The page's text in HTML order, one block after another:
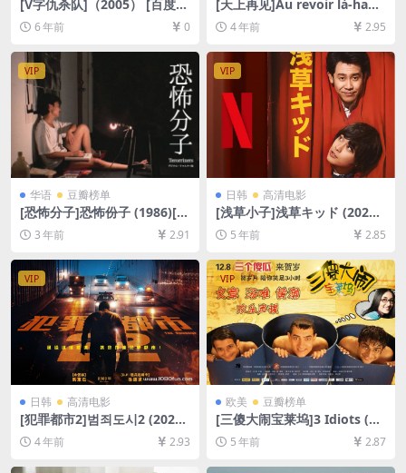
[V字仇杀队]（2005） [百度网
盘+夸克网盘资源1080P超清
未删减][MP4/7.8GB][中英字
幕]
6 年前 0
[天上再见]Au revoir là-haut
(2017)[百度网盘+迅雷云盘资
源1080P超清未删减][MP4/7
GB][中文字幕]
4 年前 2.95
VIP
华语 豆瓣榜单
[恐怖分子]恐怖份子 (1986)[百
度网盘+夸克网盘+迅雷云盘资
源1080P超清未删减][MP4/6
3 年前 2.91
VIP
日韩 高清电影
[浅草小子]浅草キッド (2021)
[百度网盘+迅雷云盘资源1080
P超清未删减][MP4/8.0GB][日
5 年前 2.85
VIP
日韩 高清电影
[犯罪都市2]범죄도시2 (2022)
[百度网盘+迅雷云盘资源1080
P超清未删减][MP4/6GB][韩
语中字]
4 年前 2.93
VIP
欧美 豆瓣榜单
[三傻大闹宝莱坞]3 Idiots (20
09)[百度网盘+迅雷云盘资源1
080P超清未删减][MP4/11G
B][中英字幕]
5 年前 2.87